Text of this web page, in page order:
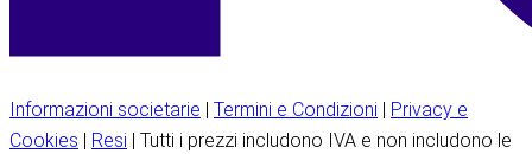
Informazioni societarie | Termini e Condizioni | Privacy e
Cookies | Resi | Tutti i prezzi includono IVA e non includono le